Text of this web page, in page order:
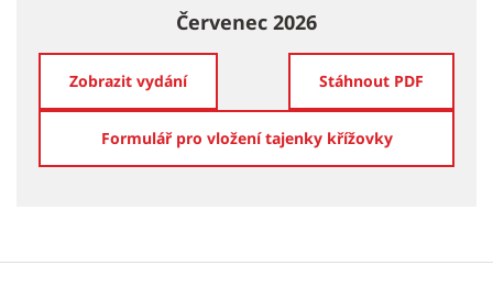
Červenec 2026
Zobrazit vydání Stáhnout PDF
Formulář pro vložení tajenky křížovky